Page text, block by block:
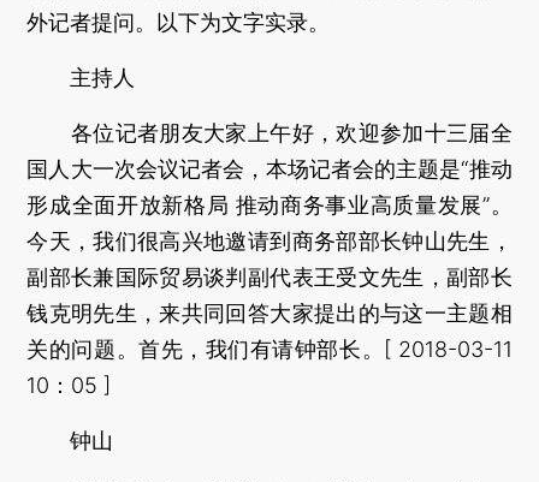
外记者提问。以下为文字实录。
主持人
各位记者朋友大家上午好，欢迎参加十三届全
国人大一次会议记者会，本场记者会的主题是“推动
形成全面开放新格局 推动商务事业高质量发展”。
今天，我们很高兴地邀请到商务部部长钟山先生，
副部长兼国际贸易谈判副代表王受文先生，副部长
钱克明先生，来共同回答大家提出的与这一主题相
关的问题。首先，我们有请钟部长。[ 2018-03-11
10：05 ]
钟山